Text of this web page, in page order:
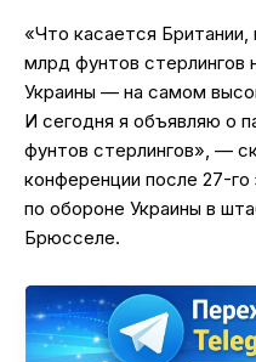
«Что касается
млрд фунтов
Украины — на самом
И сегодня я объявляю о
фунтов стерлингов», —
конференции после 27-го
по обороне Украины в
Брюсселе.